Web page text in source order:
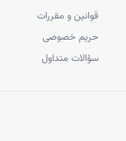
قوانین و مقررات
حریم خصوصی
سؤالات متداول